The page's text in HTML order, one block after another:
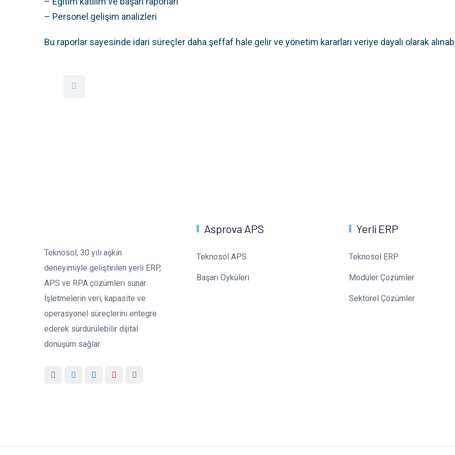
– Personel gelişim analizleri
Bu raporlar sayesinde idari süreçler daha şeffaf hale gelir ve yönetim kararları veriye dayalı olarak
Teknosol, 30 yılı aşkın
deneyimiyle geliştirilen yerli ERP,
APS ve RPA çözümleri sunar.
İşletmelerin veri, kapasite ve
operasyonel süreçlerini entegre
ederek sürdürülebilir dijital
dönüşüm sağlar.
Asprova APS
Teknosol APS
Başarı Öyküleri
Yerli ERP
Teknosol ERP
Modüler Çözümler
Sektörel Çözümler